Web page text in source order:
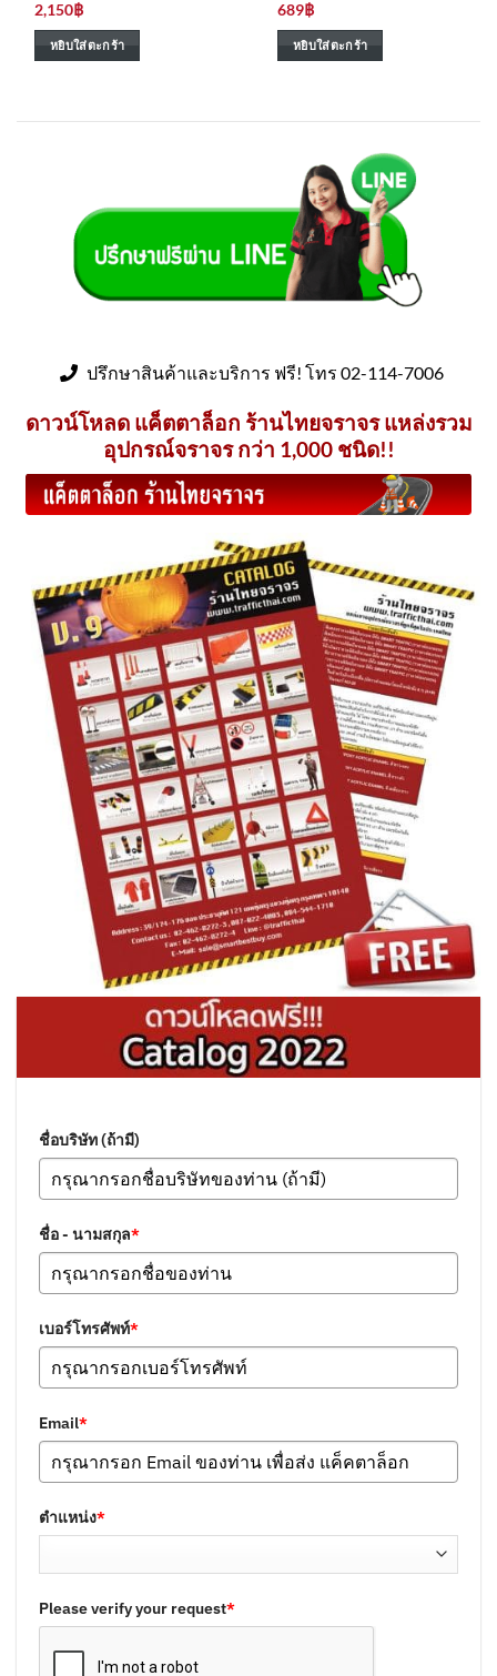
2,150฿
หยิบใส่ตะกร้า
689฿
หยิบใส่ตะกร้า
ปรึกษาสินค้าและบริการ ฟรี! โทร 02-114-7006
ดาวน์โหลด แค็ตตาล็อก ร้านไทยจราจร แหล่งรวม
อุปกรณ์จราจร กว่า 1,000 ชนิด!!
ชื่อบริษัท (ถ้ามี)
ชื่อ - นามสกุล*
เบอร์โทรศัพท์*
Email*
ตำแหน่ง*
Please verify your request*